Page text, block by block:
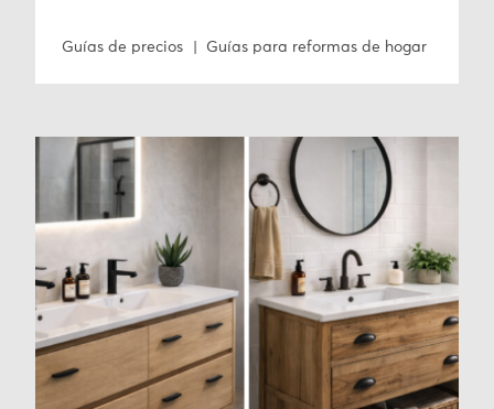
Guías de precios Guías para reformas de hogar